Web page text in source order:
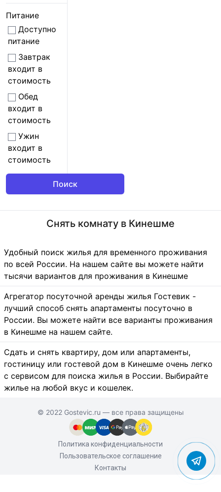
Питание
Доступно
питание
Завтрак
входит в
стоимость
Обед
входит в
стоимость
Ужин
входит в
стоимость
Снять комнату в Кинешме
Удобный поиск жилья для временного проживания
по всей России. На нашем сайте вы можете найти
тысячи вариантов для проживания в Кинешме
Агрегатор посуточной аренды жилья Гостевик -
лучший способ снять апартаменты посуточно в
России. Вы можете найти все варианты проживания
в Кинешме на нашем сайте.
Сдать и снять квартиру, дом или апартаменты,
гостиницу или гостевой дом в Кинешме очень легко
с сервисом для поиска жилья в России. Выбирайте
жилье на любой вкус и кошелек.
© 2022 Gostevic.ru — все права защищены
Политика конфиденциальности
Пользовательское соглашение
Контакты